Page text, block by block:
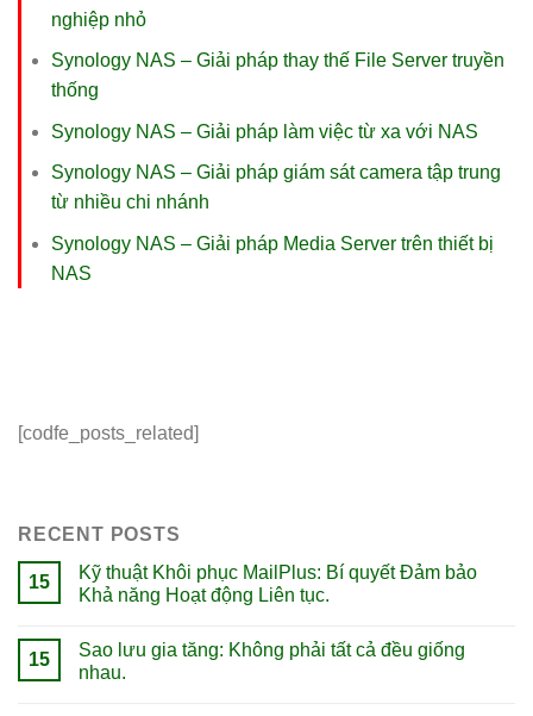
nghiệp nhỏ
Synology NAS – Giải pháp thay thế File Server truyền
thống
Synology NAS – Giải pháp làm việc từ xa với NAS
Synology NAS – Giải pháp giám sát camera tập trung
từ nhiều chi nhánh
Synology NAS – Giải pháp Media Server trên thiết bị
NAS
[codfe_posts_related]
RECENT POSTS
15
Kỹ thuật Khôi phục MailPlus: Bí quyết Đảm bảo
Khả năng Hoạt động Liên tục.
15
Sao lưu gia tăng: Không phải tất cả đều giống
nhau.